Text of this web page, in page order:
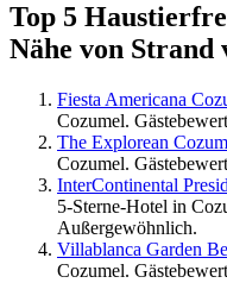
Top 5
Nähe von Strand
Fiesta Americana
Cozumel.
The Explorean
Cozumel.
InterContinental
5-Sterne-Hotel in
Außergewöhnlich.
Villablanca Garden
Cozumel.